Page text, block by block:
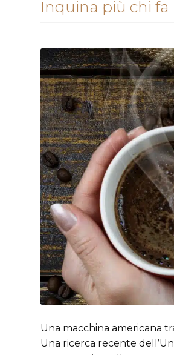
Inquina più chi fa
Una macchina americana
Una ricerca recente